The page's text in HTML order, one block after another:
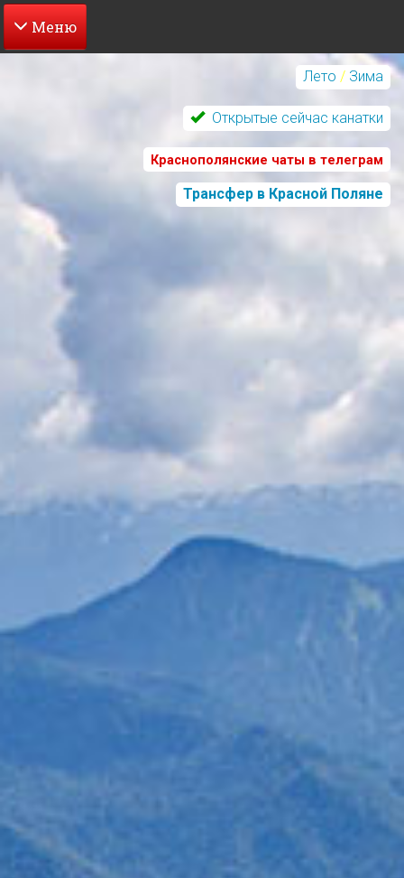
Перейти
Лето / Зима
Открытые сейчас канатки
Краснополянские чаты в телеграм
Трансфер в Красной Поляне